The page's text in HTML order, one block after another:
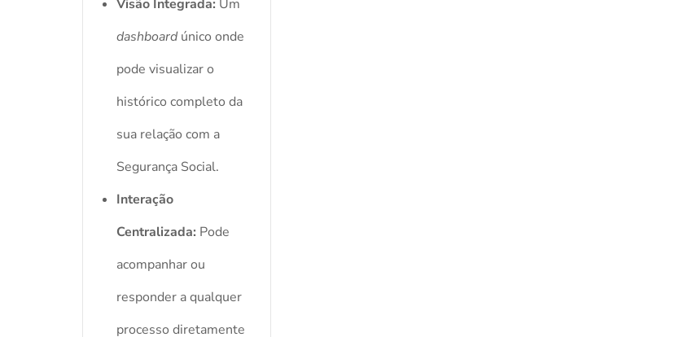
Visão Integrada: Um
dashboardúnico onde
pode visualizar o
histórico completo da
sua relação com a
Segurança Social.
Interação
Centralizada: Pode
acompanhar ou
responder a qualquer
processo diretamente